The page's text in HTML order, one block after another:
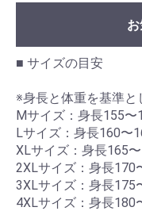
■ サイズの目安
※身長と体重を基準と
Mサイズ：身長155
Lサイズ：身長160〜
XLサイズ：身長165
2XLサイズ：身長170
3XLサイズ：身長175
4XLサイズ：身長180